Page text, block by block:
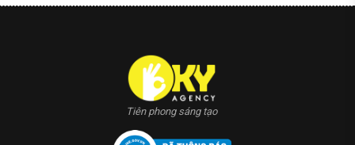
Tiên phong sáng tạo